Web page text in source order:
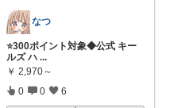
なつ
⭐️300ポイント対象◆公式 キー
ルズ ハ ...
￥ 2,970～
0 0 6